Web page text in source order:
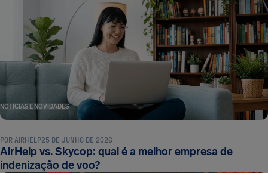
NOTÍCIAS E NOVIDADES
POR AIRHELP25 DE JUNHO DE 2026
AirHelp vs. Skycop: qual é a melhor empresa de
indenização de voo?